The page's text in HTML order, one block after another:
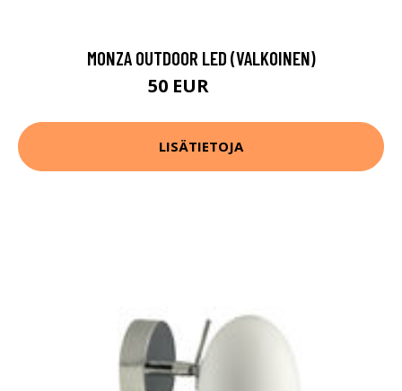
MONZA OUTDOOR LED (VALKOINEN)
50 EUR
LISÄTIETOJA